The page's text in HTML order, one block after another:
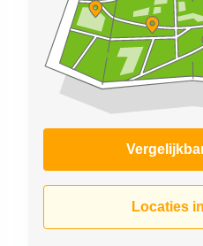
Hengelo
Bedrijfsruimte
Huren in
Nijmegen
Locaties